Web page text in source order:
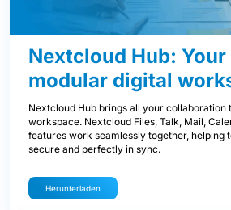
Nextcloud Hub:
modular digital
Nextcloud Hub brings all your collaboration
workspace. Nextcloud Files, Talk, Mail,
features work seamlessly together, helping
secure and perfectly in sync.
Herunterladen